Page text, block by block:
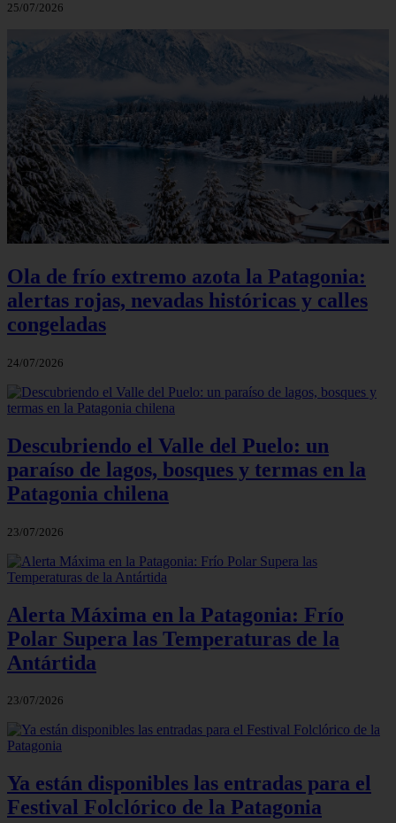
25/07/2026
Ola de frío extremo azota la Patagonia:
alertas rojas, nevadas históricas y calles
congeladas
24/07/2026
Descubriendo el Valle del Puelo: un
paraíso de lagos, bosques y termas en la
Patagonia chilena
23/07/2026
Alerta Máxima en la Patagonia: Frío
Polar Supera las Temperaturas de la
Antártida
23/07/2026
Ya están disponibles las entradas para el
Festival Folclórico de la Patagonia